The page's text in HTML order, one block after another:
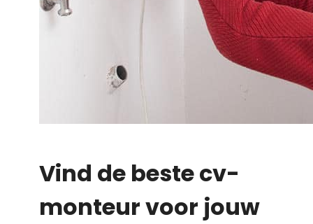
Vind de beste cv-
monteur voor jouw